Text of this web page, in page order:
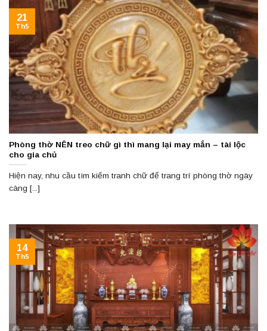
Phòng thờ NÊN treo chữ gì thì mang lại may mắn – tài lộc
cho gia chủ
Hiện nay, nhu cầu tìm kiếm tranh chữ để trang trí phòng thờ ngày
càng [...]
21
Th5
14
Th5